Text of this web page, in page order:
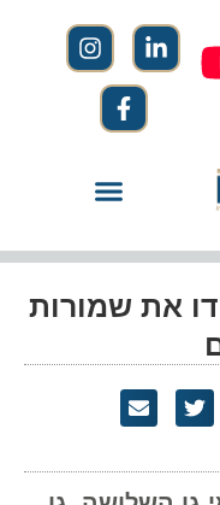
את שמורות